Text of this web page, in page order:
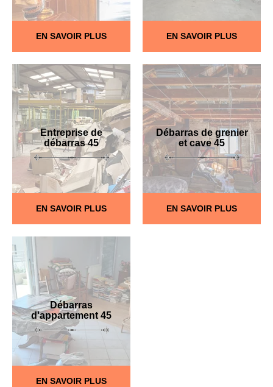
EN SAVOIR PLUS EN SAVOIR PLUS
Entreprise de
débarras 45
EN SAVOIR PLUS
Débarras de grenier
et cave 45
EN SAVOIR PLUS
Débarras
d'appartement 45
EN SAVOIR PLUS